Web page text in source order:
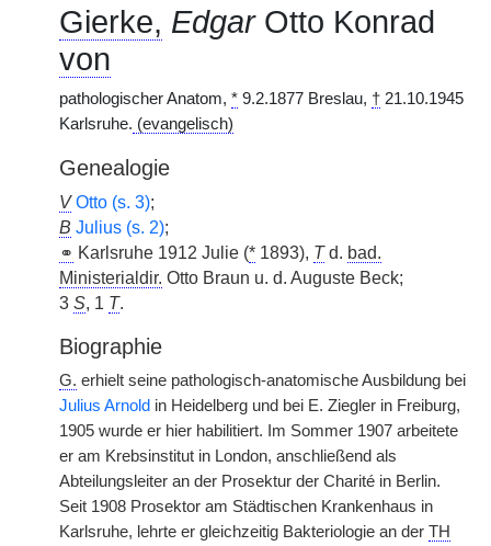
Gierke, EdgarOtto Konrad
von
pathologischer Anatom, * 9.2.1877 Breslau, † 21.10.1945
Karlsruhe. (evangelisch)
Genealogie
V Otto (s. 3);
B Julius (s. 2);
⚭ Karlsruhe 1912 Julie (* 1893), Td. bad.
Ministerialdir. Otto Braun u. d. Auguste Beck;
3 S, 1 T.
Biographie
G. erhielt seine pathologisch-anatomische Ausbildung bei
Julius Arnold in Heidelberg und bei E. Ziegler in Freiburg,
1905 wurde er hier habilitiert. Im Sommer 1907 arbeitete
er am Krebsinstitut in London, anschließend als
Abteilungsleiter an der Prosektur der Charité in Berlin.
Seit 1908 Prosektor am Städtischen Krankenhaus in
Karlsruhe, lehrte er gleichzeitig Bakteriologie an der TH